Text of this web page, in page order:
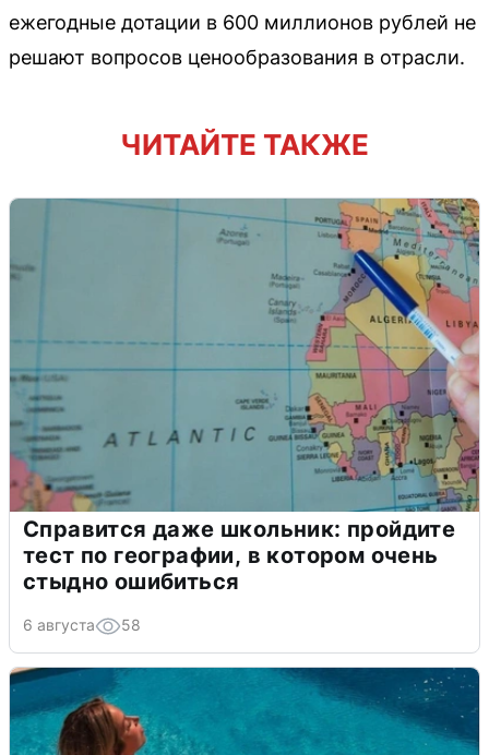
ежегодные дотации в 600 миллионов рублей не
решают вопросов ценообразования в отрасли.
ЧИТАЙТЕ ТАКЖЕ
Справится даже школьник: пройдите
тест по географии, в котором очень
стыдно ошибиться
6 августа 58